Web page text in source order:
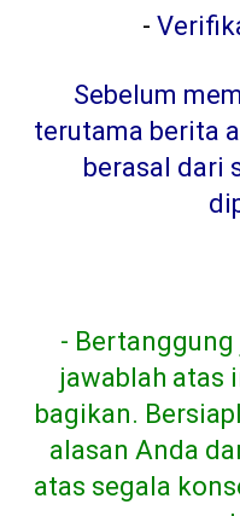
-
Sebelum
terutama berita
berasal dari
-
jawablah atas
bagikan.
alasan Anda
atas segala